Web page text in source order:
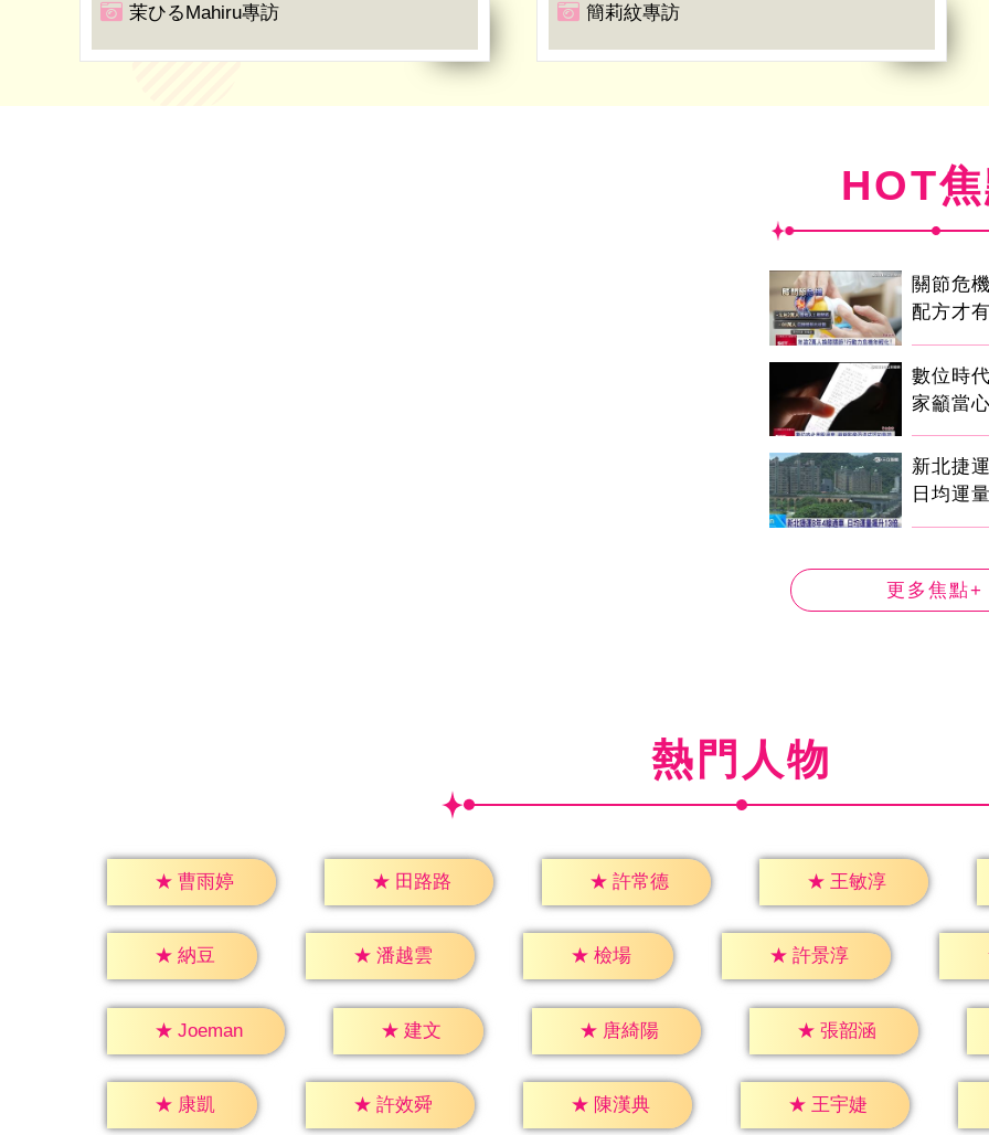
茉ひるMahiru專訪 簡莉紋專訪
HOT
關節危
配方才
數位時
家籲當
新北捷
日均運
更多焦點+
熱門人物
★ 曹雨婷 ★ 田路路 ★ 許常德 ★ 王敏淳
★ 納豆 ★ 潘越雲 ★ 檢場 ★ 許景淳
★ Joeman ★ 建文 ★ 唐綺陽 ★ 張韶涵
★ 康凱 ★ 許效舜 ★ 陳漢典 ★ 王宇婕